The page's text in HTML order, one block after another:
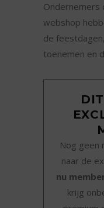
Ondernemers
webshop
de
toenemen en
Nog geen
naar de
nu
krijg